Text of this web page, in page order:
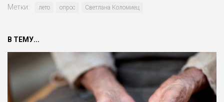
Метки: лето опрос Светлана Коломиец
В ТЕМУ...